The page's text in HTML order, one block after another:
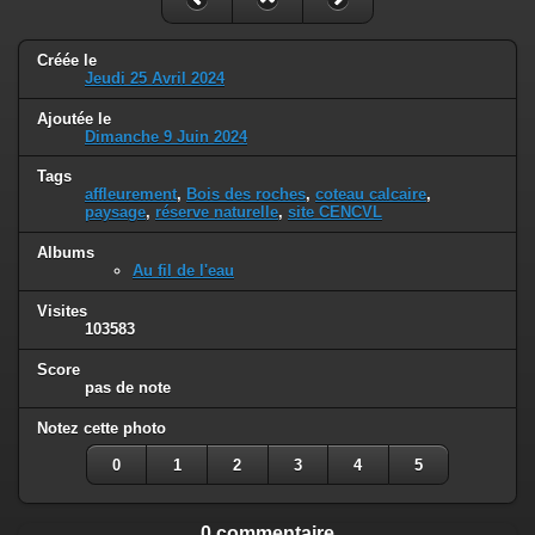
Créée le
Jeudi 25 Avril 2024
Ajoutée le
Dimanche 9 Juin 2024
Tags
affleurement, Bois des roches, coteau calcaire,
paysage, réserve naturelle, site CENCVL
Albums
Au fil de l'eau
Visites
103583
Score
pas de note
Notez cette photo
0 1 2 3 4 5